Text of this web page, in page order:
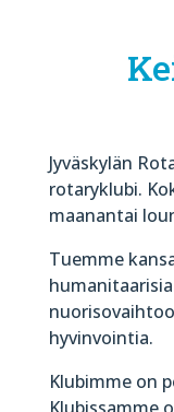
Jyväskylän
rotaryklubi.
maanantai
Tuemme
hyvinvointia.
Klubimme on
Klubissamme